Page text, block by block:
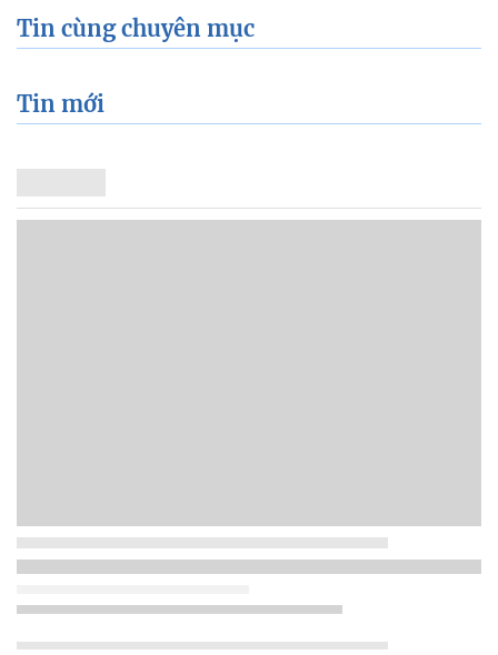
Tin cùng chuyên mục
Tin mới